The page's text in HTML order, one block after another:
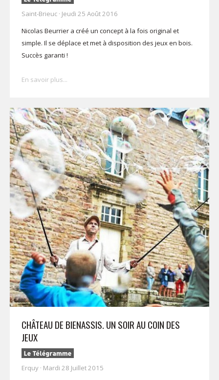
Saint-Brieuc · Jeudi 25 Août 2016
Nicolas Beurrier a créé un concept à la fois original et
simple. Il se déplace et met à disposition des jeux en bois.
Succès garanti !
En savoir plus...
CHÂTEAU DE BIENASSIS. UN SOIR AU COIN DES
JEUX
Erquy · Mardi 28 Juillet 2015